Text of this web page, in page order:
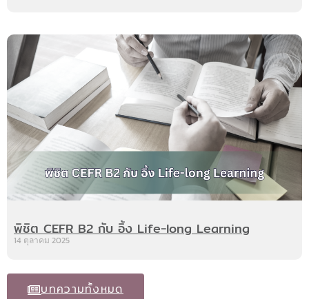
พิชิต CEFR B2 กับ อิ้ง Life-long Learning
14 ตุลาคม 2025
บทความทั้งหมด